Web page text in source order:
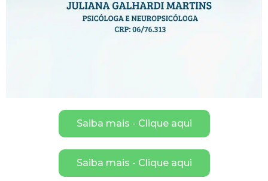
Saiba mais - Clique aqui
Saiba mais - Clique aqui